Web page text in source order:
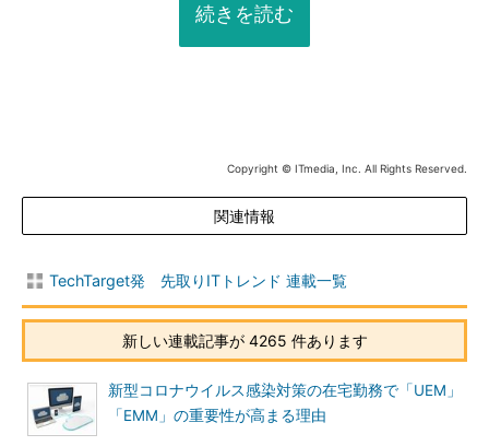
続きを読む
Copyright © ITmedia, Inc. All Rights Reserved.
関連情報
TechTarget発 先取りITトレンド 連載一覧
新しい連載記事が 4265 件あります
新型コロナウイルス感染対策の在宅勤務で「UEM」
「EMM」の重要性が高まる理由